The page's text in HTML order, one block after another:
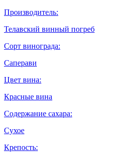
Производитель:
Телавский винный погреб
Сорт винограда:
Саперави
Цвет вина:
Красные вина
Содержание сахара:
Сухое
Крепость: